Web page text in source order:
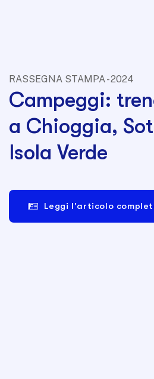
RASSEGNA STAMPA - 2024
Campeggi:
a Chioggia,
Isola Verde
Leggi l'articolo